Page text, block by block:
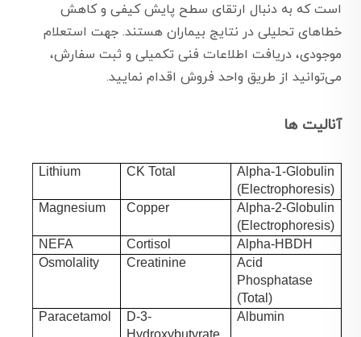
است که به دنبال ارتقای سطح پایش کیفی و کاهش
خطاهای تحلیلی در نتایج بیماران هستند. جهت استعلام
موجودی، دریافت اطلاعات فنی تکمیلی و ثبت سفارش،
می‌توانید از طریق واحد فروش اقدام نمایید.
آنالیت ها
Alpha-1-Globulin
(Electrophoresis)
CK Total
Lithium
Alpha-2-Globulin
(Electrophoresis)
Copper
Magnesium
Alpha-HBDH
Cortisol
NEFA
Acid
Phosphatase
(Total)
Creatinine
Osmolality
Albumin
D-3-
Paracetamol